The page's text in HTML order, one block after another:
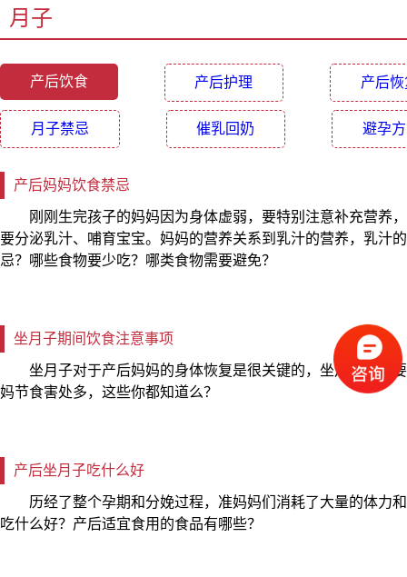
月子
产后饮食 产后护理 产后恢
月子禁忌 催乳回奶 避孕
产后妈妈饮食禁忌
刚刚生完孩子的妈妈因为身体虚弱，要特别注意补充营养
要分泌乳汁、哺育宝宝。妈妈的营养关系到乳汁的营养，乳汁
忌？哪些食物要少吃？哪类食物需要避免？
坐月子期间饮食注意事项
坐月子对于产后妈妈的身体恢复是很关键的，坐月子期间
妈节食害处多，这些你都知道么？
产后坐月子吃什么好
历经了整个孕期和分娩过程，准妈妈们消耗了大量的体力
吃什么好？产后适宜食用的食品有哪些？